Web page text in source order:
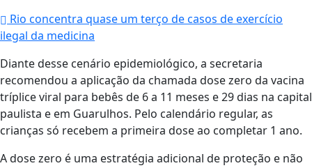
Rio concentra quase um terço de casos de exercício
ilegal da medicina
Diante desse cenário epidemiológico, a secretaria
recomendou a aplicação da chamada dose zero da vacina
tríplice viral para bebês de 6 a 11 meses e 29 dias na capital
paulista e em Guarulhos. Pelo calendário regular, as
crianças só recebem a primeira dose ao completar 1 ano.
A dose zero é uma estratégia adicional de proteção e não